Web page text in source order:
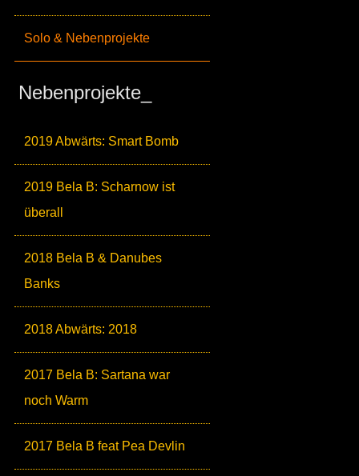
Solo & Nebenprojekte
Nebenprojekte_
2019 Abwärts: Smart Bomb
2019 Bela B: Scharnow ist
überall
2018 Bela B & Danubes
Banks
2018 Abwärts: 2018
2017 Bela B: Sartana war
noch Warm
2017 Bela B feat Pea Devlin